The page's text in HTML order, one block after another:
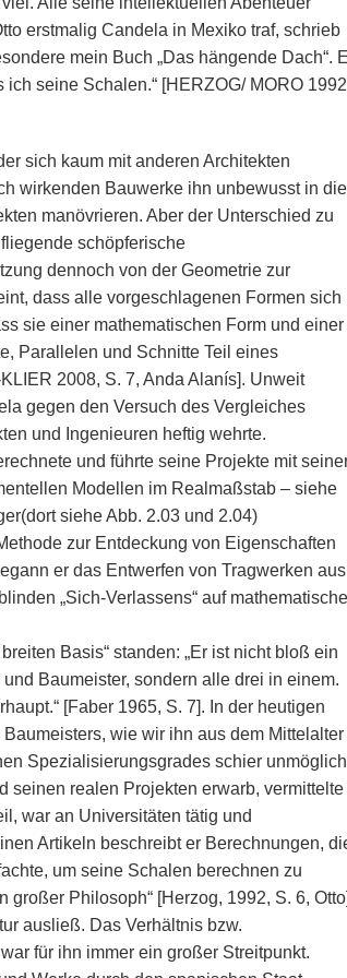
erstmalig Candela in Mexiko traf, schrieb
mein Buch „Das hängende Dach“.
seine Schalen.“ [HERZOG/ MORO
sich kaum mit anderen Architekten
wirkenden Bauwerke ihn unbewusst in die
manövrieren. Aber der Unterschied zu
schöpferische
dennoch von der Geometrie zur
dass alle vorgeschlagenen Formen sich
sie einer mathematischen Form und einer
Parallelen und Schnitte Teil eines
2008, S. 7, Anda Alanís]. Unweit
gegen den Versuch des Vergleiches
und Ingenieuren heftig wehrte.
und führte seine Projekte mit
Modellen im Realmaßstab – siehe
siehe Abb. 2.03 und 2.04)
zur Entdeckung von Eigenschaften
er das Entwerfen von Tragwerken aus
„Sich-Verlassens“ auf mathematische
Basis“ standen: „Er ist nicht bloß ein
Baumeister, sondern alle drei in einem.
[Faber 1965, S. 7]. In der heutigen
wie wir ihn aus dem Mittelalter
Spezialisierungsgrades schier
seinen realen Projekten erwarb, vermittelte
war an Universitäten tätig und
Artikeln beschreibt er Berechnungen,
um seine Schalen berechnen zu
Philosoph“ [Herzog, 1992, S. 6,
ausließ. Das Verhältnis bzw.
für ihn immer ein großer Streitpunkt.